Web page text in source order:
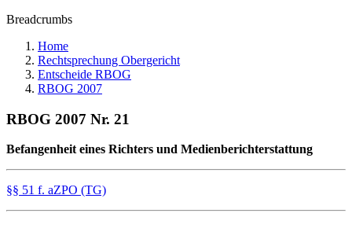
Breadcrumbs
Home
Rechtsprechung Obergericht
Entscheide RBOG
RBOG 2007
RBOG 2007 Nr. 21
Befangenheit eines Richters und Medienberichterstattung
§§ 51 f. aZPO (TG)